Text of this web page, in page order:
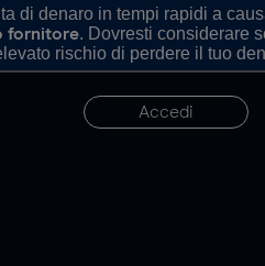
di denaro in tempi rapidi a
fornitore. Dovresti considerare
rischio di perdere il tuo
Accedi